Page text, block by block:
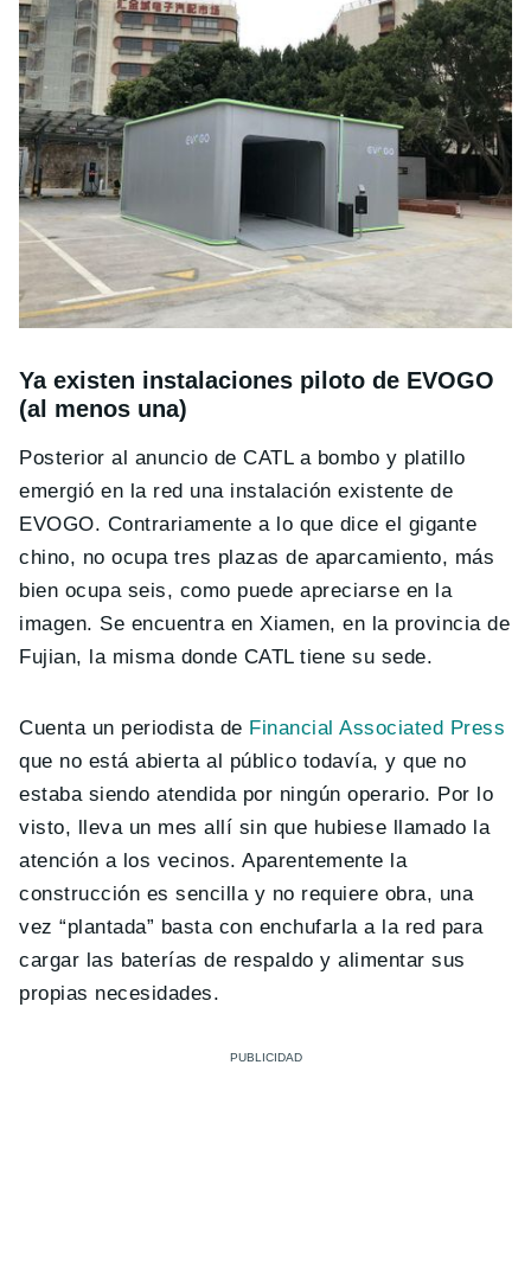
Ya existen instalaciones piloto de EVOGO
(al menos una)
Posterior al anuncio de CATL a bombo y platillo
emergió en la red una instalación existente de
EVOGO. Contrariamente a lo que dice el gigante
chino, no ocupa tres plazas de aparcamiento, más
bien ocupa seis, como puede apreciarse en la
imagen. Se encuentra en Xiamen, en la provincia de
Fujian, la misma donde CATL tiene su sede.
Cuenta un periodista de Financial Associated Press
que no está abierta al público todavía, y que no
estaba siendo atendida por ningún operario. Por lo
visto, lleva un mes allí sin que hubiese llamado la
atención a los vecinos. Aparentemente la
construcción es sencilla y no requiere obra, una
vez “plantada” basta con enchufarla a la red para
cargar las baterías de respaldo y alimentar sus
propias necesidades.